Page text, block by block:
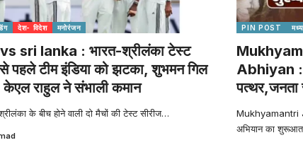
देश- विदेश मनोरंजन
sri lanka : भारत-श्रीलंका टेस्ट
पहले टीम इंडिया को झटका, शुभमन गिल
केएल राहुल ने संभाली कमान
के बीच होने वाली दो मैचों की टेस्ट सीरीज…
PIN POST
Abhiyan :
पत्थर,जनता
Mukhyamantri
अभियान का